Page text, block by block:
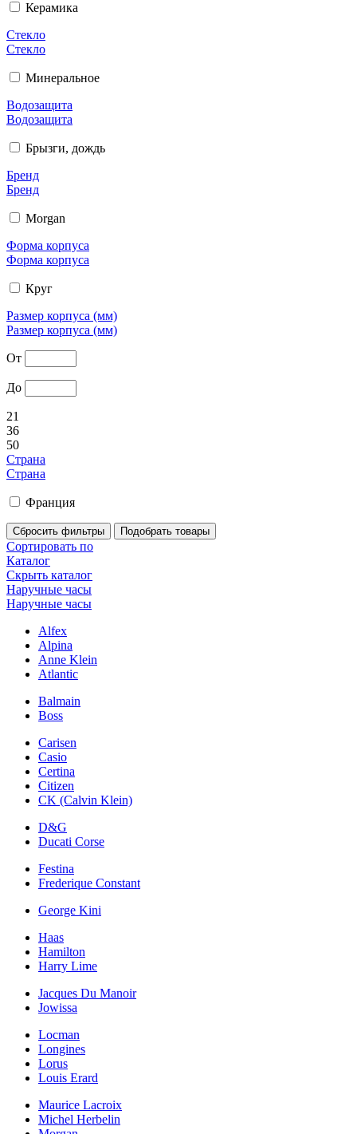
Керамика
Стекло
Стекло
Минеральное
Водозащита
Водозащита
Брызги, дождь
Бренд
Бренд
Morgan
Форма корпуса
Форма корпуса
Круг
Размер корпуса (мм)
Размер корпуса (мм)
От
До
21
36
50
Страна
Страна
Франция
Сортировать по
Каталог
Скрыть каталог
Наручные часы
Наручные часы
Alfex
Alpina
Anne Klein
Atlantic
Balmain
Boss
Carisen
Casio
Certina
Citizen
CK (Calvin Klein)
D&G
Ducati Corse
Festina
Frederique Constant
George Kini
Haas
Hamilton
Harry Lime
Jacques Du Manoir
Jowissa
Locman
Longines
Lorus
Louis Erard
Maurice Lacroix
Michel Herbelin